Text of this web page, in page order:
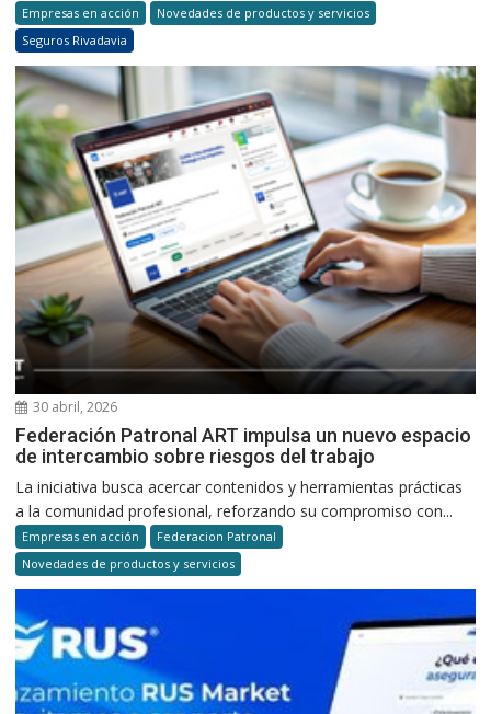
Empresas en acción
Novedades de productos y servicios
Seguros Rivadavia
30 abril, 2026
Federación Patronal ART impulsa un nuevo espacio
de intercambio sobre riesgos del trabajo
La iniciativa busca acercar contenidos y herramientas prácticas
a la comunidad profesional, reforzando su compromiso con...
Empresas en acción
Federacion Patronal
Novedades de productos y servicios